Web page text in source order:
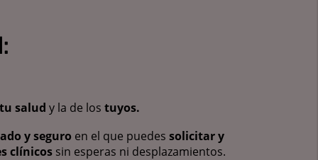
tu salud y la de los tuyos.
y seguro en el que puedes solicitar y
clínicos sin esperas ni desplazamientos.